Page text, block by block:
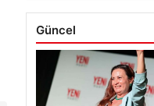
Güncel